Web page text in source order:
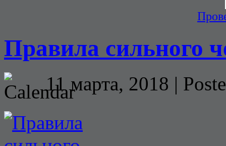
Правила сильного
11 марта, 2018 |